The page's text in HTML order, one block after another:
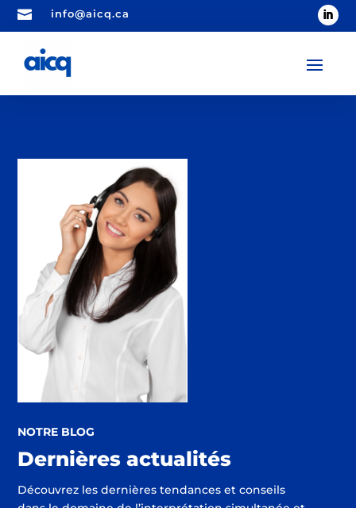
 info@aicq.ca
NOTRE BLOG
Dernières actualités
Découvrez les dernières tendances et conseils